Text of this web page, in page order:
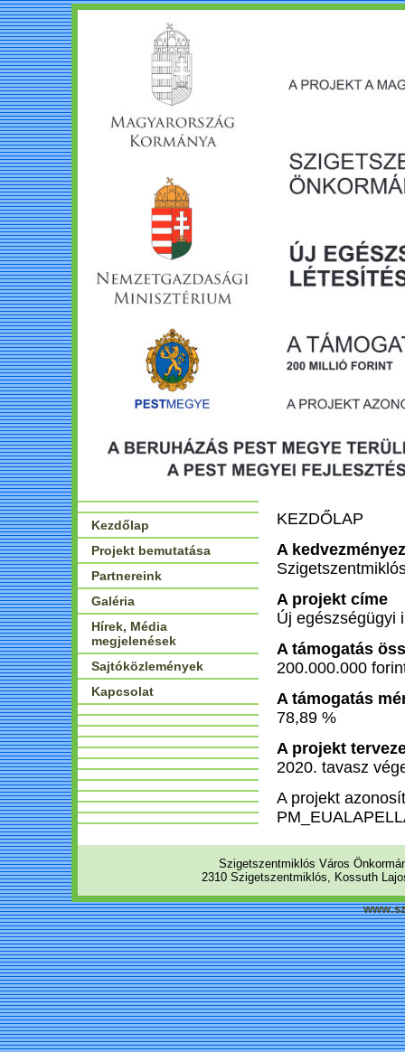
Kezdőlap
Projekt bemutatása
Partnereink
Galéria
Hírek, Média
megjelenések
Sajtóközlemények
Kapcsolat
KEZDŐLAP
A
A projekt címe
Új egészségügyi
A támogatás
200.000.000
A támogatás
78,89 %
A projekt
2020. tavasz
A projekt
Szigetszentmiklós Város
2310 Szigetszentmiklós, Kossuth